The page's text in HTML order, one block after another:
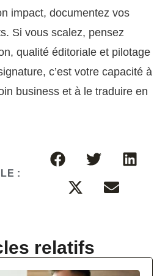
impact, documentez vos
Si vous scalez, pensez
qualité éditoriale et pilotage
c’est votre capacité à
business et à le traduire en
:
relatifs